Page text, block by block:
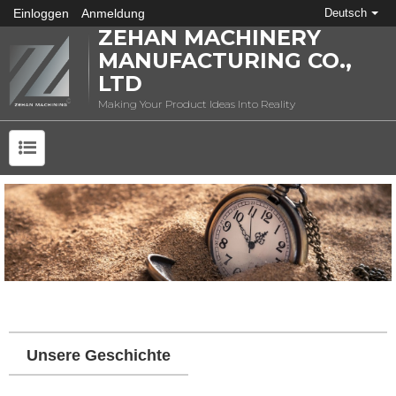
Einloggen Anmeldung Deutsch
ZEHAN MACHINERY
MANUFACTURING CO.,
LTD
Making Your Product Ideas Into Reality
Unsere Geschichte